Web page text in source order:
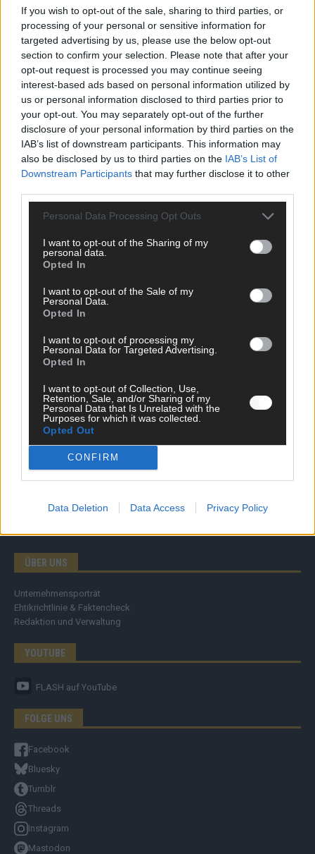
If you wish to opt-out of the sale, sharing to third parties, or
processing of your personal or sensitive information for
targeted advertising by us, please use the below opt-out
section to confirm your selection. Please note that after your
opt-out request is processed you may continue seeing
interest-based ads based on personal information utilized by
us or personal information disclosed to third parties prior to
your opt-out. You may separately opt-out of the further
disclosure of your personal information by third parties on the
IAB’s list of downstream participants. This information may
also be disclosed by us to third parties on the IAB’s List of
Downstream Participants that may further disclose it to other
Personal Data Processing Opt Outs
I want to opt-out of the Sharing of my
personal data.
Opted In
I want to opt-out of the Sale of my
Personal Data.
Opted In
I want to opt-out of processing my
Personal Data for Targeted Advertising.
Opted In
I want to opt-out of Collection, Use,
Retention, Sale, and/or Sharing of my
Personal Data that Is Unrelated with the
Purposes for which it was collected.
Opted Out
CONFIRM
Data Deletion Data Access Privacy Policy
ANZEIGE
SCHNELL ZUM RESSORT
Nachrichten
Ratgeber
Wissen
Kommentar
Streams & Storys
Eurovision
FLASH – DAS VIDEOPORTAL
ÜBER UNS
Unternehmensporträt
Ehtikrichtlinie & Faktencheck
Redaktion und Verwaltung
YOUTUBE
FLASH auf YouTube
FOLGE UNS
Facebook
Bluesky
Tumblr
Threads
Instagram
Mastodon